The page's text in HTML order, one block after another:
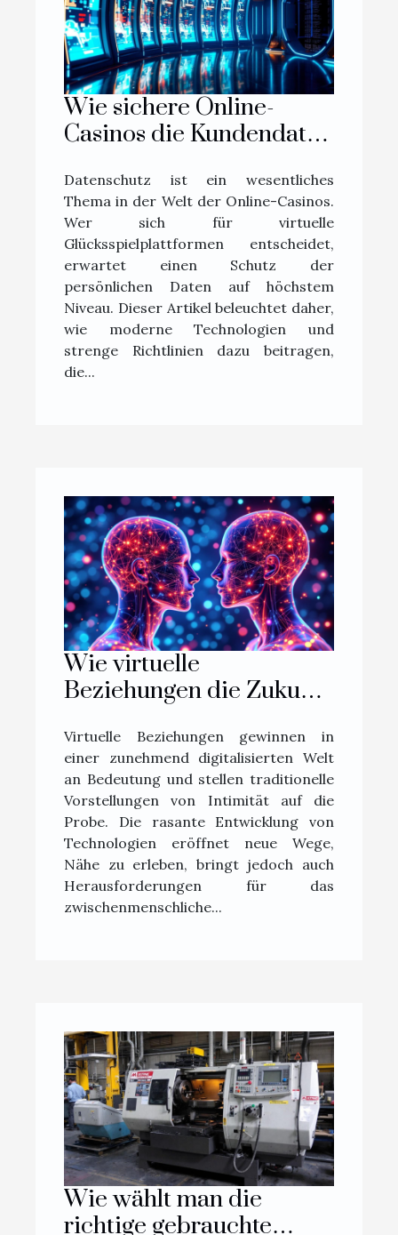
Wie sichere Online-
Casinos die Kundendaten
Datenschutz ist ein wesentliches
Thema in der Welt der Online-Casinos.
Wer sich für virtuelle
Glücksspielplattformen entscheidet,
erwartet einen Schutz der
persönlichen Daten auf höchstem
Niveau. Dieser Artikel beleuchtet daher,
wie moderne Technologien und
strenge Richtlinien dazu beitragen,
die...
Wie virtuelle
Beziehungen die Zukunft
könnten
Virtuelle Beziehungen gewinnen in
einer zunehmend digitalisierten Welt
an Bedeutung und stellen traditionelle
Vorstellungen von Intimität auf die
Probe. Die rasante Entwicklung von
Technologien eröffnet neue Wege,
Nähe zu erleben, bringt jedoch auch
Herausforderungen für das
zwischenmenschliche...
Wie wählt man die
richtige gebrauchte